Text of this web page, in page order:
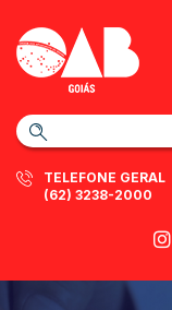
TELEFONE GERAL
(62) 3238-2000